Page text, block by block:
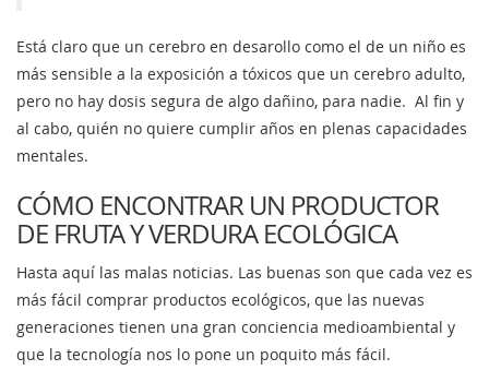
Está claro que un cerebro en desarollo como el de un niño es
más sensible a la exposición a tóxicos que un cerebro adulto,
pero no hay dosis segura de algo dañino, para nadie. Al fin y
al cabo, quién no quiere cumplir años en plenas capacidades
mentales.
CÓMO ENCONTRAR UN PRODUCTOR
DE FRUTA Y VERDURA ECOLÓGICA
Hasta aquí las malas noticias. Las buenas son que cada vez es
más fácil comprar productos ecológicos, que las nuevas
generaciones tienen una gran conciencia medioambiental y
que la tecnología nos lo pone un poquito más fácil.